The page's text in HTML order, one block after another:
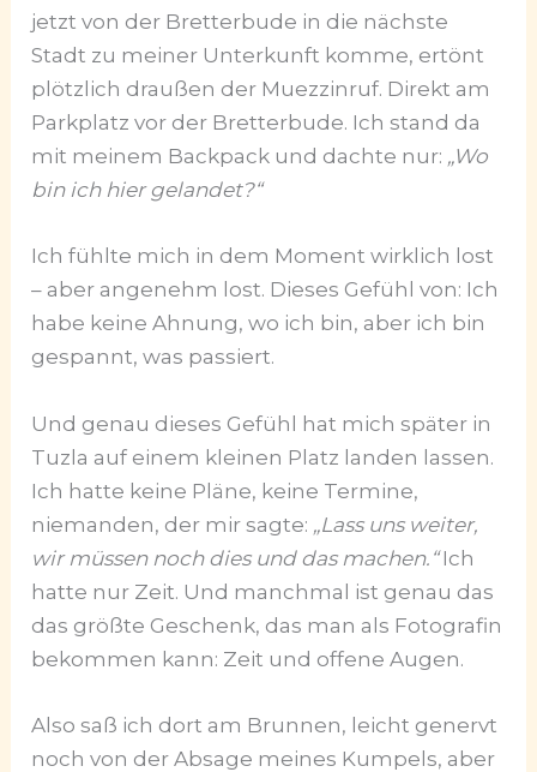
jetzt von der Bretterbude in die nächste
Stadt zu meiner Unterkunft komme, ertönt
plötzlich draußen der Muezzinruf. Direkt am
Parkplatz vor der Bretterbude. Ich stand da
mit meinem Backpack und dachte nur: „Wo
bin ich hier gelandet?“
Ich fühlte mich in dem Moment wirklich lost
– aber angenehm lost. Dieses Gefühl von: Ich
habe keine Ahnung, wo ich bin, aber ich bin
gespannt, was passiert.
Und genau dieses Gefühl hat mich später in
Tuzla auf einem kleinen Platz landen lassen.
Ich hatte keine Pläne, keine Termine,
niemanden, der mir sagte: „Lass uns weiter,
wir müssen noch dies und das machen.“Ich
hatte nur Zeit. Und manchmal ist genau das
das größte Geschenk, das man als Fotografin
bekommen kann: Zeit und offene Augen.
Also saß ich dort am Brunnen, leicht genervt
noch von der Absage meines Kumpels, aber